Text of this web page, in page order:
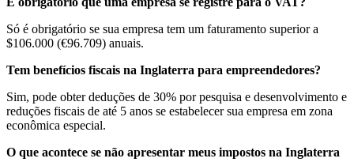
Só é obrigatório se sua empresa tem um faturamento superior a
$106.000 (€96.709) anuais.
Tem benefícios fiscais na Inglaterra para empreendedores?
Sim, pode obter deduções de 30% por pesquisa e desenvolvimento e
reduções fiscais de até 5 anos se estabelecer sua empresa em zona
econômica especial.
O que acontece se não apresentar meus impostos na Inglaterra